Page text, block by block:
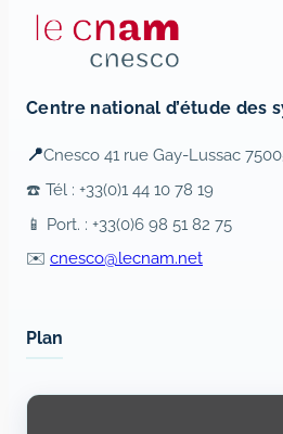
Centre national d’étude des
📍Cnesco 41 rue Gay-Lussac
☎️ Tél : +33(0)1 44 10 78 19
📱 Port. : +33(0)6 98 51 82 75
✉️ cnesco@lecnam.net
Plan
Display